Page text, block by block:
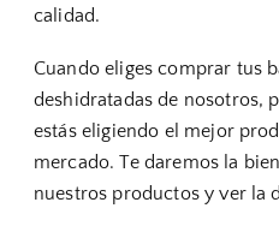
calidad.
Cuando eliges comprar tus
deshidratadas de nosotros,
estás eligiendo el mejor
mercado. Te daremos la
nuestros productos y ver la